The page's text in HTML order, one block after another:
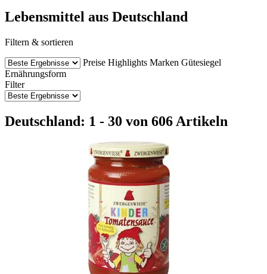
Lebensmittel aus Deutschland
Filtern & sortieren
Preise Highlights Marken Gütesiegel
Ernährungsform
Filter
Deutschland: 1 - 30 von 606 Artikeln